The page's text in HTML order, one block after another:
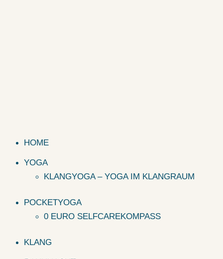
HOME
YOGA
KLANGYOGA – YOGA IM KLANGRAUM
POCKETYOGA
0 EURO SELFCAREKOMPASS
KLANG